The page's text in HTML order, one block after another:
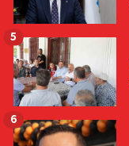
5
6